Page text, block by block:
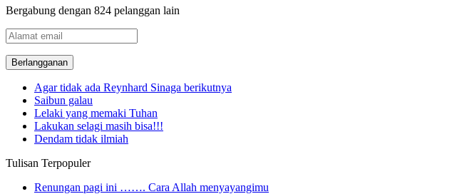
Bergabung dengan 824 pelanggan lain
Alamat
email
Agar tidak ada Reynhard Sinaga berikutnya
Saibun galau
Lelaki yang memaki Tuhan
Lakukan selagi masih bisa!!!
Dendam tidak ilmiah
Tulisan Terpopuler
Renungan pagi ini ……. Cara Allah menyayangimu